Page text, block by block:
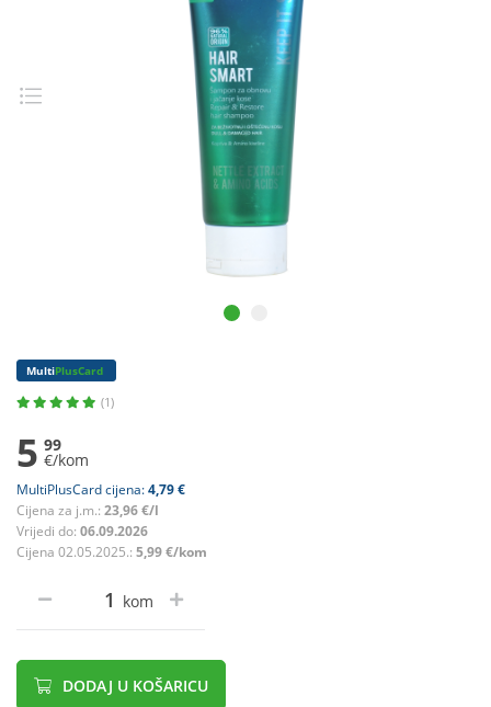
MultiPlusCard
(1)
5 99
€/kom
MultiPlusCard cijena:4,79 €
Cijena za j.m.: 23,96 €/l
Vrijedi do: 06.09.2026
Cijena 02.05.2025.: 5,99 €/kom
kom
DODAJ U KOŠARICU